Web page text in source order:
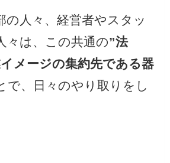
の人々、経営者やスタッ
々は、この共通の”法
メージの集約先である器
で、日々のやり取りをし